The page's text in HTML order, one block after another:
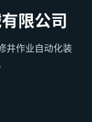
限公司
井作业自动化装